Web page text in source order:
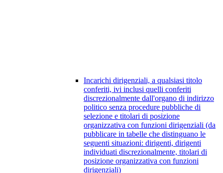
Incarichi dirigenziali, a qualsiasi titolo
conferiti, ivi inclusi quelli conferiti
discrezionalmente dall'organo di indirizzo
politico senza procedure pubbliche di
selezione e titolari di posizione
organizzativa con funzioni dirigenziali (da
pubblicare in tabelle che distinguano le
seguenti situazioni: dirigenti, dirigenti
individuati discrezionalmente, titolari di
posizione organizzativa con funzioni
dirigenziali)